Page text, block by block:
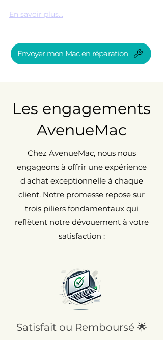
En savoir plus...
Envoyer mon Mac en réparation
Les engagements
AvenueMac
Chez AvenueMac, nous nous
engageons à offrir une expérience
d'achat exceptionnelle à chaque
client. Notre promesse repose sur
trois piliers fondamentaux qui
reflètent notre dévouement à votre
satisfaction :
Satisfait ou Remboursé 🌟